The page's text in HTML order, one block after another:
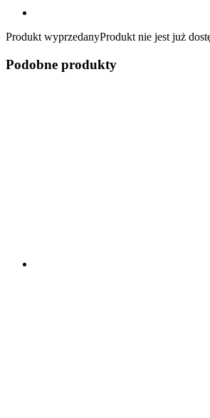
Produkt wyprzedanyProdukt nie jest już
Podobne produkty